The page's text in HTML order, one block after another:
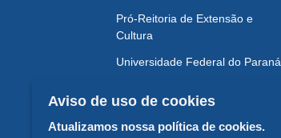
Pró-Reitoria de Extensão e
Cultura
Universidade Federal do Paraná
Aviso de uso de cookies
Atualizamos nossa política de cookies.